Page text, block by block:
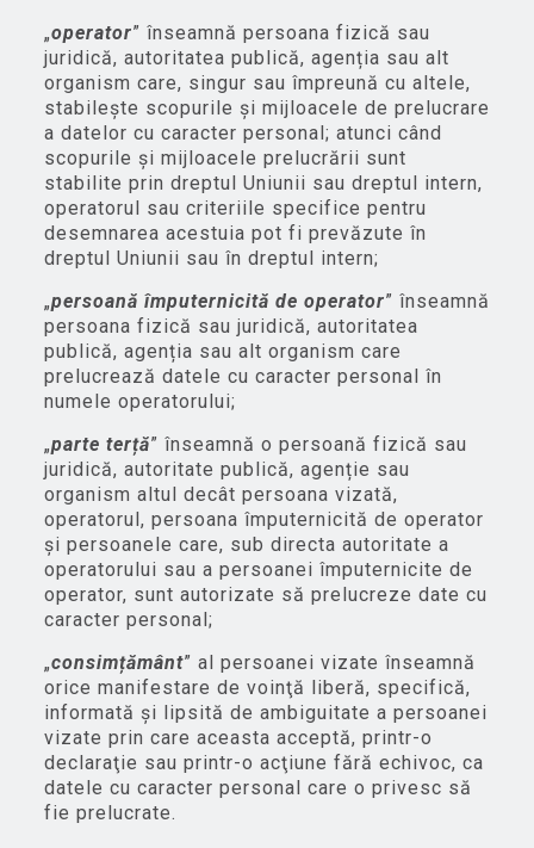
„operator” înseamnă persoana fizică sau
juridică, autoritatea publică, agenția sau alt
organism care, singur sau împreună cu altele,
stabilește scopurile și mijloacele de prelucrare
a datelor cu caracter personal; atunci când
scopurile și mijloacele prelucrării sunt
stabilite prin dreptul Uniunii sau dreptul intern,
operatorul sau criteriile specifice pentru
desemnarea acestuia pot fi prevăzute în
dreptul Uniunii sau în dreptul intern;
„persoană împuternicită de operator” înseamnă
persoana fizică sau juridică, autoritatea
publică, agenția sau alt organism care
prelucrează datele cu caracter personal în
numele operatorului;
„parte terță” înseamnă o persoană fizică sau
juridică, autoritate publică, agenție sau
organism altul decât persoana vizată,
operatorul, persoana împuternicită de operator
și persoanele care, sub directa autoritate a
operatorului sau a persoanei împuternicite de
operator, sunt autorizate să prelucreze date cu
caracter personal;
„consimțământ” al persoanei vizate înseamnă
orice manifestare de voinţă liberă, specifică,
informată și lipsită de ambiguitate a persoanei
vizate prin care aceasta acceptă, printr-o
declaraţie sau printr-o acţiune fără echivoc, ca
datele cu caracter personal care o privesc să
fie prelucrate.